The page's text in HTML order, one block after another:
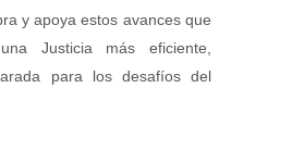
y apoya estos avances que
Justicia más eficiente,
para los desafíos del